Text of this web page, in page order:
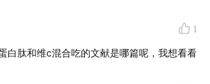
，软骨细胞几乎不分裂，一旦损伤，修 1
白肽和维c混合吃的文献是哪篇呢，我想看看